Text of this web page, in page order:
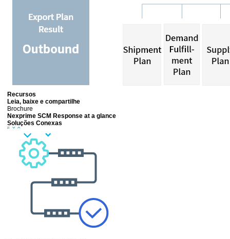
Recursos
Leia, baixe e compartilhe
Brochure
Nexprime SCM Response at a glance
Soluções Conexas